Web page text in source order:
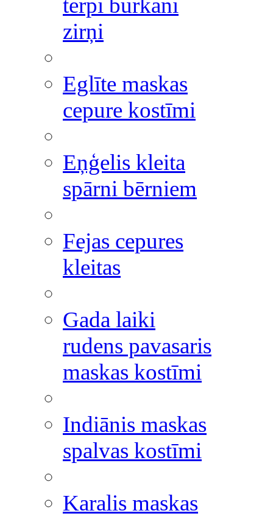
tērpi burkāni
zirņi
Eglīte maskas
cepure kostīmi
Eņģelis kleita
spārni bērniem
Fejas cepures
kleitas
Gada laiki
rudens pavasaris
maskas kostīmi
Indiānis maskas
spalvas kostīmi
Karalis maskas